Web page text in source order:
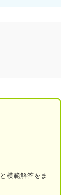
での基本的な
題がないか
模範解答をま